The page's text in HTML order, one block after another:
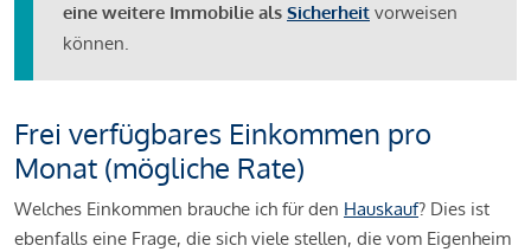
eine weitere Immobilie als Sicherheit vorweisen
können.
Frei verfügbares Einkommen pro
Monat (mögliche Rate)
Welches Einkommen brauche ich für den Hauskauf? Dies ist
ebenfalls eine Frage, die sich viele stellen, die vom Eigenheim